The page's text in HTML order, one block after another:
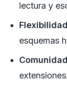
lectura y
Flexibilidad
esquemas
Comunidad
extensiones.